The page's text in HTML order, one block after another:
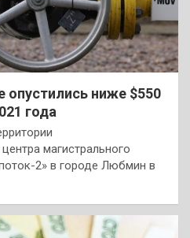
опустились ниже $550
года
магистрального
2» в городе Любмин в